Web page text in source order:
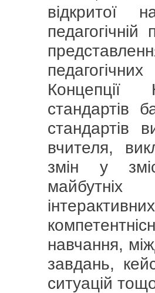
відкритої
Концепції
стандартів
стандартів
вчителя,
змін у
майбутніх
навчання,
завдань,
ситуацій